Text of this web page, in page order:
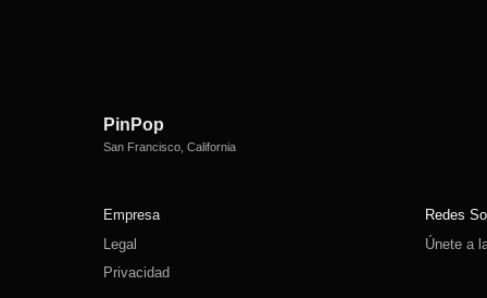
PinPop
San Francisco, California
Empresa
Legal
Privacidad
Redes
Únete a